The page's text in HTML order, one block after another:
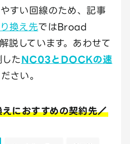
すい回線のため、記事
換え先ではBroad
説しています。あわせて
たNC03とDOCKの速
さい。
におすすめの契約先／